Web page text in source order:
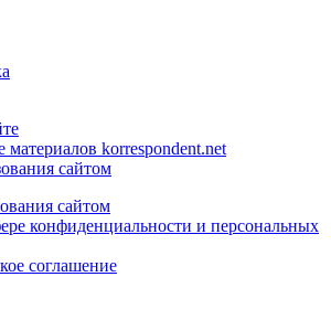
материалов korrespondent.net
сайтом
сайтом
конфиденциальности и персональных
соглашение